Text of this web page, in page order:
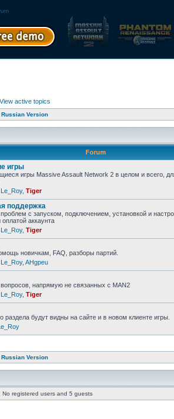
View active topics
Russian Version
Forum
игры
игры Massive Assault Network 2 в целом и всего,
Le_Roy, Tiger
поддержка
с запуском, подключением, установкой и
оплатой аккаунта
Le_Roy, Tiger
новичкам, FAQ, разборы партий.
Le_Roy, AHgpeu
напрямую не связанных с MAN2
Le_Roy, Tiger
раздела будут видны на сайте и в новом клиенте игры.
Russian Version
No registered users and 5 guests